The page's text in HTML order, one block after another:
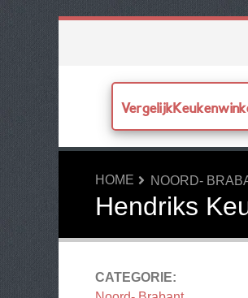
HOME NOORD-
Hendriks
CATEGORIE: